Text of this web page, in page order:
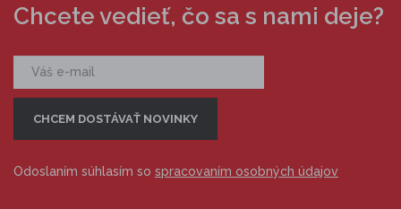
Chcete vedieť, čo sa s nami deje?
Odoslaním súhlasím so spracovaním osobných údajov